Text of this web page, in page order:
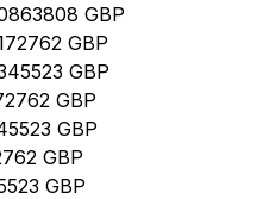
GBP
GBP
GBP
GBP
GBP
GBP
GBP